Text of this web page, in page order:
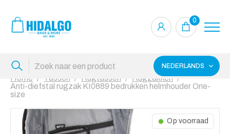
0
NEDERLANDS
Home Tassen Rugtassen
Rugzakken
Anti-diefstal rugzak KI0889 bedrukken helmhouder One-
size
Op voorraad